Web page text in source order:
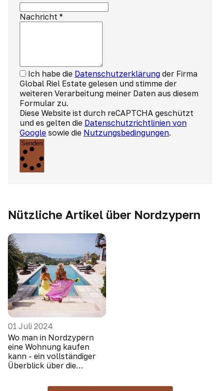
Nachricht *
Ich habe die Datenschutzerklärung der Firma
Global Riel Estate gelesen und stimme der
weiteren Verarbeitung meiner Daten aus diesem
Formular zu.
Diese Website ist durch reCAPTCHA geschützt
und es gelten die Datenschutzrichtlinien von
Google sowie die Nutzungsbedingungen.
Senden
Nützliche Artikel über Nordzypern
01 Juli 2024
Wo man in Nordzypern
eine Wohnung kaufen
kann - ein vollständiger
Überblick über die